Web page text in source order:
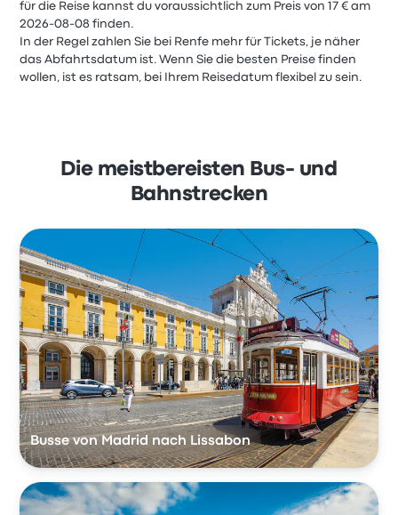
für die Reise kannst du voraussichtlich zum Preis von 17 € am
2026-08-08 finden.
In der Regel zahlen Sie bei Renfe mehr für Tickets, je näher
das Abfahrtsdatum ist. Wenn Sie die besten Preise finden
wollen, ist es ratsam, bei Ihrem Reisedatum flexibel zu sein.
Die meistbereisten Bus- und
Bahnstrecken
Busse von Madrid nach Lissabon